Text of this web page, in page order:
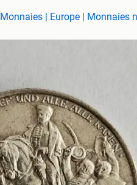
Monnaies | Europe | Monnaies